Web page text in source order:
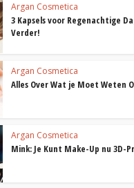
Argan Cosmetica
3 Kapsels voor Regenachtige
Verder!
Argan Cosmetica
Alles Over Wat je Moet Weten
Argan Cosmetica
Mink: Je Kunt Make-Up nu 3D-